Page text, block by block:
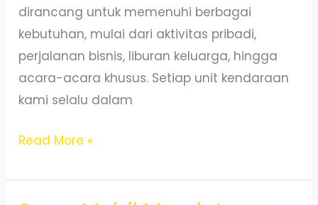
dirancang untuk memenuhi berbagai
kebutuhan, mulai dari aktivitas pribadi,
perjalanan bisnis, liburan keluarga, hingga
acara-acara khusus. Setiap unit kendaraan
kami selalu dalam
Sewa
Terdekat
Read More »